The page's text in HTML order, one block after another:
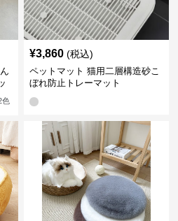
色
¥3,860 (税込)
ペットマット 猫用二層構造砂こ
ぼれ防止トレーマット